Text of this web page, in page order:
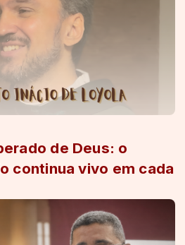
de Deus: o
continua vivo em cada